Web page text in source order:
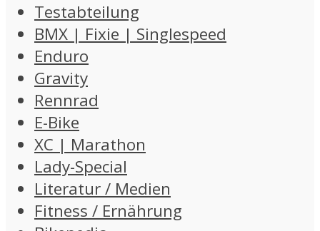
Testabteilung
BMX | Fixie | Singlespeed
Enduro
Gravity
Rennrad
E-Bike
XC | Marathon
Lady-Special
Literatur / Medien
Fitness / Ernährung